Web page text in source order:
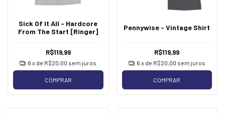
Sick Of It All - Hardcore
From The Start [Ringer]
R$119,99
6 x de R$20,00 sem juros
COMPRAR
Pennywise - Vintage Shirt
R$119,99
6 x de R$20,00 sem juros
COMPRAR